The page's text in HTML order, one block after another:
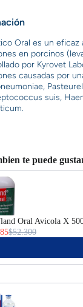
Oral es un
en porcinos
por Kyrovet
causadas por
suis,
te puede
Previous and Next
Oral Avicola X
$52.300